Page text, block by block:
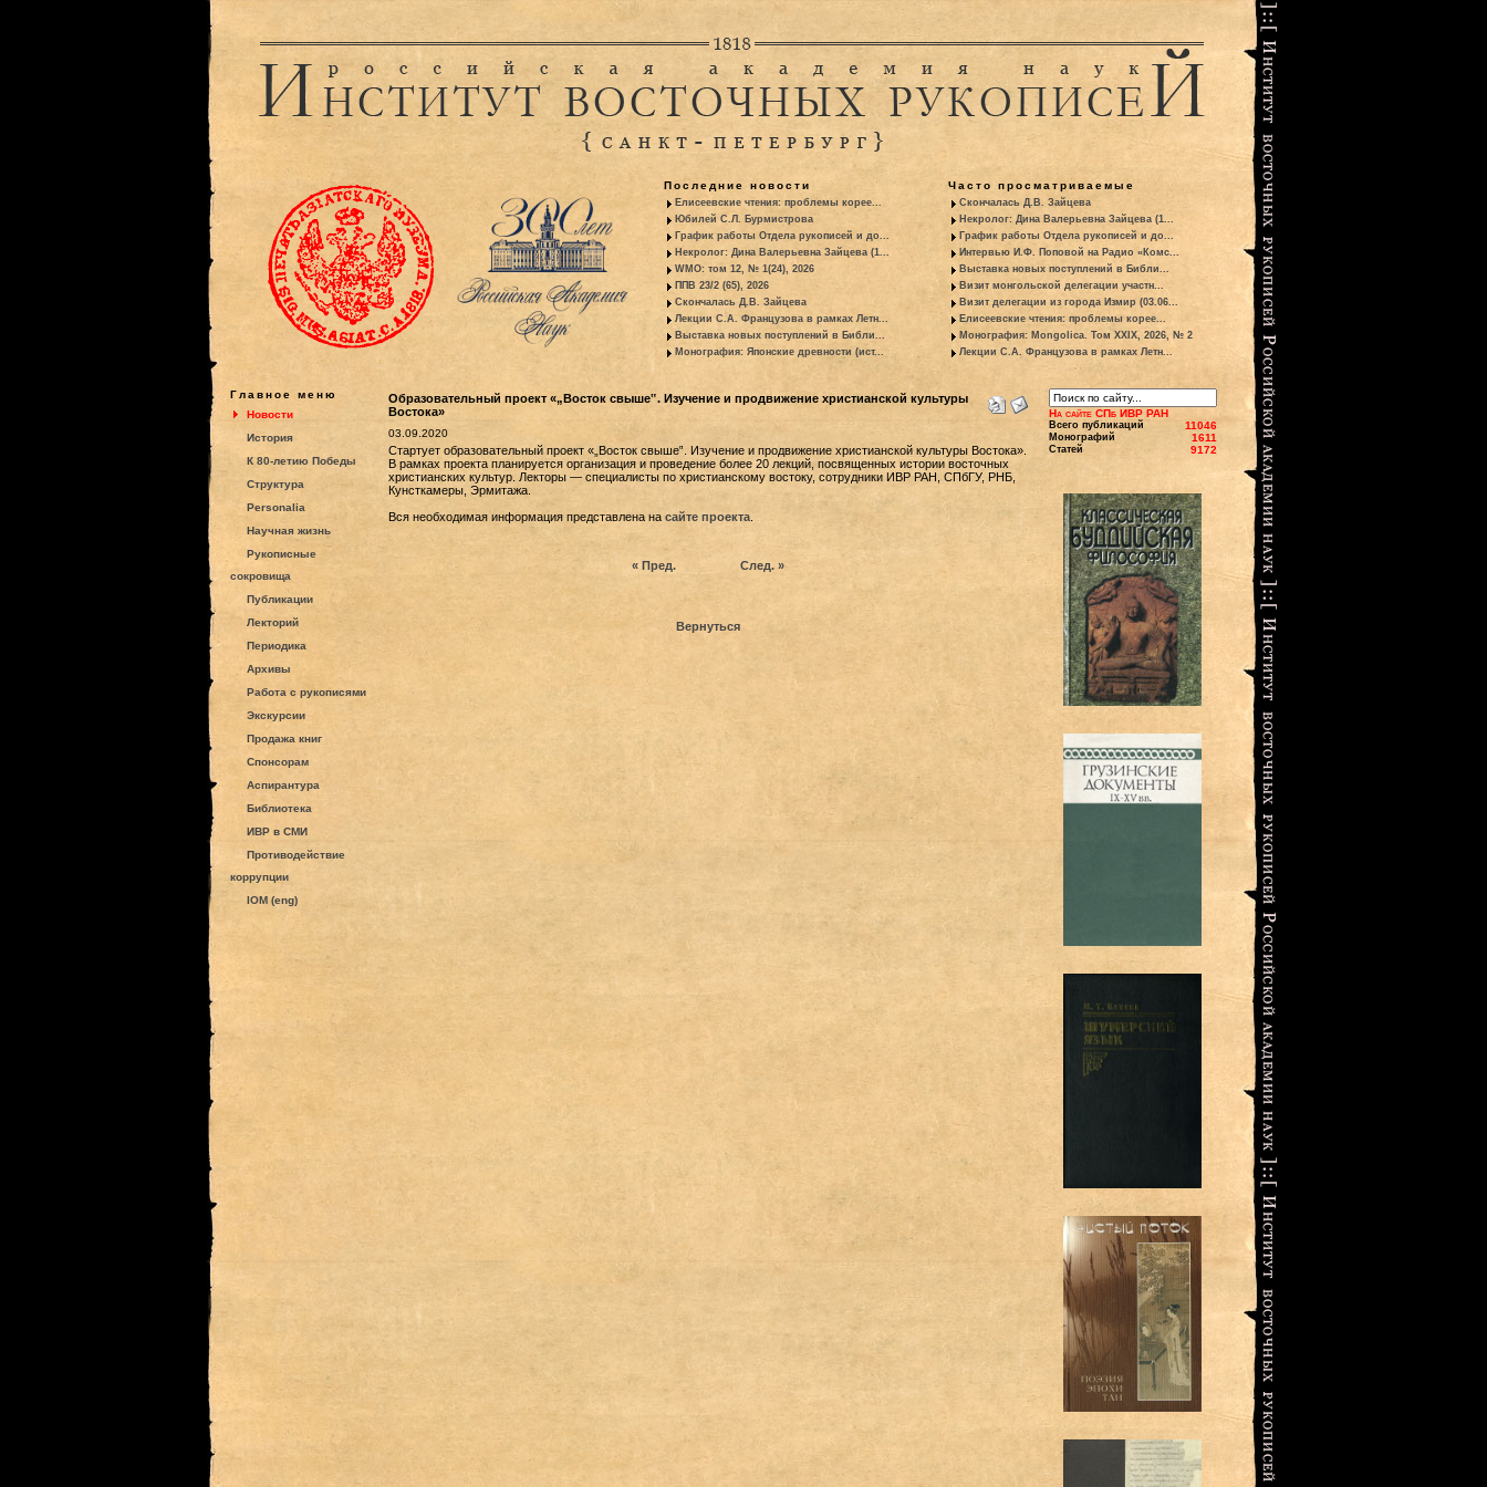
Последние новости
Елисеевские чтения: проблемы корее...
Юбилей С.Л. Бурмистрова
График работы Отдела рукописей и до...
Некролог: Дина Валерьевна Зайцева (1...
WMO: том 12, № 1(24), 2026
ППВ 23/2 (65), 2026
Скончалась Д.В. Зайцева
Лекции С.А. Французова в рамках Летн...
Выставка новых поступлений в Библи...
Монография: Японские древности (ист...
Часто просматриваемые
Скончалась Д.В. Зайцева
Некролог: Дина Валерьевна Зайцева (1...
График работы Отдела рукописей и до...
Интервью И.Ф. Поповой на Радио «Комс...
Выставка новых поступлений в Библи...
Визит монгольской делегации участн...
Визит делегации из города Измир (03.06...
Елисеевские чтения: проблемы корее...
Монография: Mongolica. Том XXIX, 2026, № 2
Лекции С.А. Французова в рамках Летн...
Главное меню
Новости
История
К 80-летию Победы
Структура
Personalia
Научная жизнь
Рукописные
сокровища
Публикации
Лекторий
Периодика
Архивы
Работа с рукописями
Экскурсии
Продажа книг
Спонсорам
Аспирантура
Библиотека
ИВР в СМИ
Противодействие
коррупции
IOM (eng)
Образовательный проект «„Восток свыше‟. Изучение и продвижение христианской культуры
Востока»
03.09.2020
Стартует образовательный проект «„Восток свыше‟. Изучение и продвижение христианской культуры Востока».
В рамках проекта планируется организация и проведение более 20 лекций, посвященных истории восточных
христианских культур. Лекторы — специалисты по христианскому востоку, сотрудники ИВР РАН, СПбГУ, РНБ,
Кунсткамеры, Эрмитажа.
Вся необходимая информация представлена на сайте проекта.
« Пред. След. »
Вернуться
На сайте СПб ИВР РАН
Всего публикаций 11046
Монографий 1611
Статей 9172